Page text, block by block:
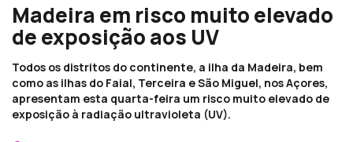
Madeira em risco muito elevado
de exposição aos UV
Todos os distritos do continente, a ilha da Madeira, bem
como as ilhas do Faial, Terceira e São Miguel, nos Açores,
apresentam esta quarta-feira um risco muito elevado de
exposição à radiação ultravioleta (UV).